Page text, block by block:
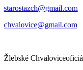
​​​​starostazch@gmail.com
​​​​chvalovice@gmail.com
Žlebské Chvalovice